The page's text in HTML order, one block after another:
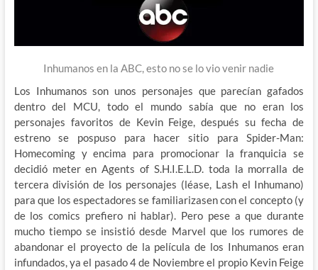
Inhumanos en la ABC, esto no se lo vio venir nadie
Los Inhumanos son unos personajes que parecían gafados
dentro del MCU, todo el mundo sabía que no eran los
personajes favoritos de Kevin Feige, después su fecha de
estreno se pospuso para hacer sitio para Spider-Man:
Homecoming y encima para promocionar la franquicia se
decidió meter en Agents of S.H.I.E.L.D. toda la morralla de
tercera división de los personajes (léase, Lash el Inhumano)
para que los espectadores se familiarizasen con el concepto (y
de los comics prefiero ni hablar). Pero pese a que durante
mucho tiempo se insistió desde Marvel que los rumores de
abandonar el proyecto de la película de los Inhumanos eran
infundados, ya el pasado 4 de Noviembre el propio Kevin Feige